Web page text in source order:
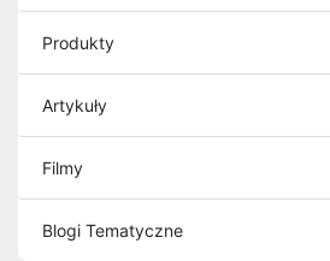
Produkty
Artykuły
Filmy
Blogi Tematyczne